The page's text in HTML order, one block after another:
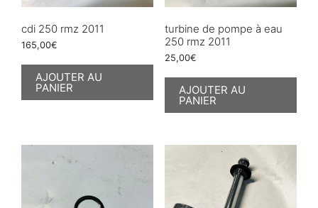
cdi 250 rmz 2011
165,00€
AJOUTER AU
PANIER
turbine de pompe à eau
250 rmz 2011
25,00€
AJOUTER AU
PANIER